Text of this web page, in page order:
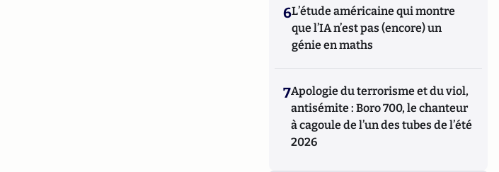
6L’étude américaine qui montre
que l’IA n’est pas (encore) un
génie en maths
7Apologie du terrorisme et du viol,
antisémite : Boro 700, le chanteur
à cagoule de l’un des tubes de l’été
2026